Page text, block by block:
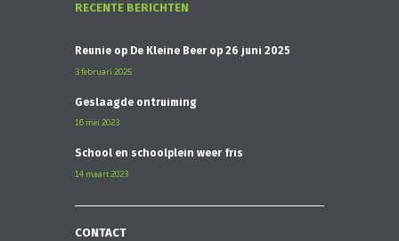
RECENTE BERICHTEN
Reünie op De Kleine Beer op 26 juni 2025
3 februari 2025
Geslaagde ontruiming
16 mei 2023
School en schoolplein weer fris
14 maart 2023
CONTACT